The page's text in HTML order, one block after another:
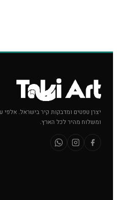
יצרן טפטים ומדבקות קיר בישראל. אלפי
ומשלוח מהיר לכל הארץ.